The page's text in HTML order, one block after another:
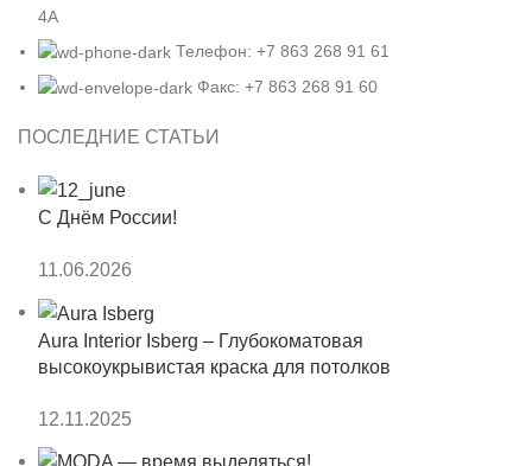
4А
Телефон: +7 863 268 91 61
Факс: +7 863 268 91 60
ПОСЛЕДНИЕ СТАТЬИ
С Днём России!
11.06.2026
Aura Interior Isberg – Глубокоматовая
высокоукрывистая краска для потолков
12.11.2025